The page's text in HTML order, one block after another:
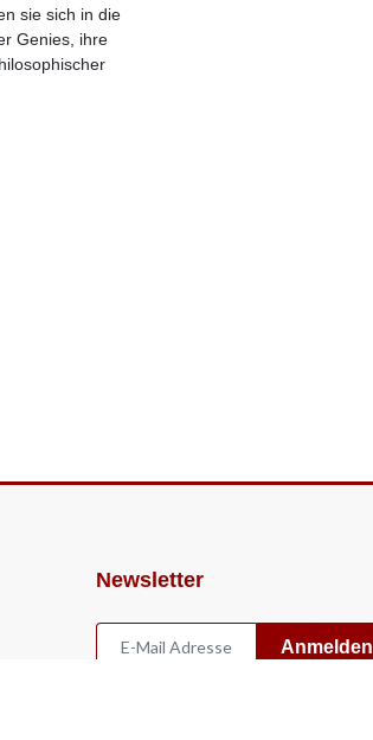
sie sich in die
Genies, ihre
Newsletter
Anmelden